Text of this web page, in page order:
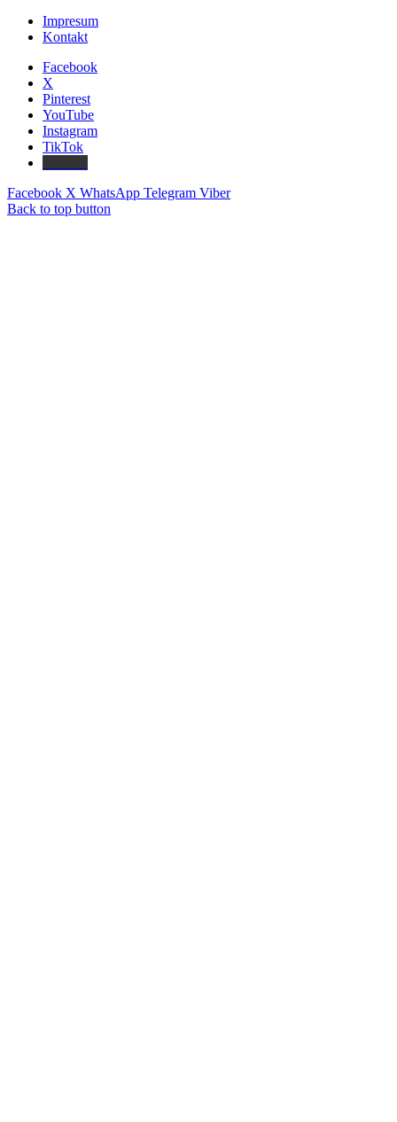
Impresum
Kontakt
Facebook
X
Pinterest
YouTube
Instagram
TikTok
Facebook X WhatsApp Telegram Viber
Back to top button